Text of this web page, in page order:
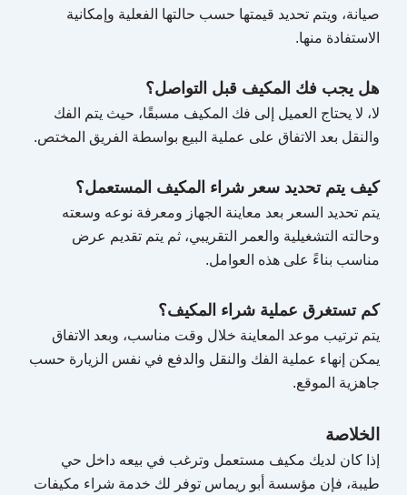
صيانة، ويتم تحديد قيمتها حسب حالتها الفعلية وإمكانية
الاستفادة منها.
هل يجب فك المكيف قبل التواصل؟
لا، لا يحتاج العميل إلى فك المكيف مسبقًا، حيث يتم الفك
والنقل بعد الاتفاق على عملية البيع بواسطة الفريق المختص.
كيف يتم تحديد سعر شراء المكيف المستعمل؟
يتم تحديد السعر بعد معاينة الجهاز ومعرفة نوعه وسعته
وحالته التشغيلية والعمر التقريبي، ثم يتم تقديم عرض
مناسب بناءً على هذه العوامل.
كم تستغرق عملية شراء المكيف؟
يتم ترتيب موعد المعاينة خلال وقت مناسب، وبعد الاتفاق
يمكن إنهاء عملية الفك والنقل والدفع في نفس الزيارة حسب
جاهزية الموقع.
الخلاصة
إذا كان لديك مكيف مستعمل وترغب في بيعه داخل حي
طيبة، فإن مؤسسة أبو ريماس توفر لك خدمة شراء مكيفات